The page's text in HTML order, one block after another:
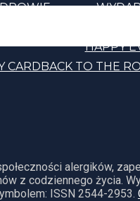
HAPPY
CARDBACK TO THE
alergików,
z codziennego życia.
ISSN 2544-2953.